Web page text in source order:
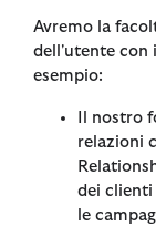
Avremo la
dell'utente con
esempio:
Il nostro
relazioni
dei clienti
le